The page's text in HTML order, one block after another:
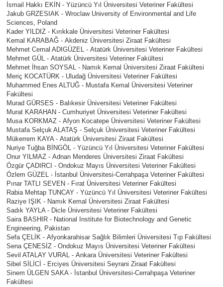
İsmail Hakkı EKİN - Yüzüncü Yıl Üniversitesi Veteriner Fakültesi
Jakub GRZESIAK - Wroclaw University of Environmental and Life
Sciences, Poland
Kader YILDIZ - Kırıkkale Üniversitesi Veteriner Fakültesi
Kemal KARABAĞ - Akdeniz Üniversitesi Ziraat Fakültesi
Mehmet Cemal ADIGÜZEL - Atatürk Üniversitesi Veteriner Fakültesi
Mehmet GÜL - Atatürk Üniversitesi Veteriner Fakültesi
Mehmet İhsan SOYSAL - Namık Kemal Üniversitesi Ziraat Fakültesi
Meriç KOCATÜRK - Uludağ Üniversitesi Veteriner Fakültesi
Muhammed Enes ALTUĞ - Mustafa Kemal Üniversitesi Veteriner
Fakültesi
Murad GÜRSES - Balıkesir Üniversitesi Veteriner Fakültesi
Murat KARAHAN - Cumhuriyet Üniversitesi Veteriner Fakültesi
Musa KORKMAZ - Afyon Kocatepe Üniversitesi Veteriner Fakültesi
Mustafa Selçuk ALATAŞ - Selçuk Üniversitesi Veteriner Fakültesi
Mükerrem KAYA - Atatürk Üniversitesi Ziraat Fakültesi
Nuriye Tuğba BİNGÖL - Yüzüncü Yıl Üniversitesi Veteriner Fakültesi
Onur YILMAZ - Adnan Menderes Üniversitesi Ziraat Fakültesi
Özgür ÇADIRCI - Ondokuz Mayıs Üniversitesi Veteriner Fakültesi
Özlem GÜZEL - İstanbul Üniversitesi-Cerrahpaşa Veteriner Fakültesi
Pınar TATLI SEVEN - Fırat Üniversitesi Veteriner Fakültesi
Rabia Mehtap TUNCAY - Yüzüncü Yıl Üniversitesi Veteriner Fakültesi
Raziye IŞIK - Namık Kemal Üniversitesi Ziraat Fakültesi
Sadık YAYLA - Dicle Üniversitesi Veteriner Fakültesi
Saira BASHIR - National Institute for Biotechnology and Genetic
Engineering, Pakistan
Sefa ÇELİK - Afyonkarahisar Sağlık Bilimleri Üniversitesi Tıp Fakültesi
Sena ÇENESİZ - Ondokuz Mayıs Üniversitesi Veteriner Fakültesi
Sevil ATALAY VURAL - Ankara Üniversitesi Veteriner Fakültesi
Sibel SİLİCİ - Erciyes Üniversitesi Seyrani Ziraat Fakültesi
Sinem ÜLGEN SAKA - İstanbul Üniversitesi-Cerrahpaşa Veteriner
Fakültesi